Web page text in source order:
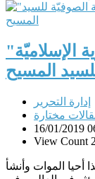
"روحٌ من اللَّه لا من غيره": الرؤية الإسلاميّة
المسيح
إدارة التحرير
مختارة
View Count
الموات وأنشأ